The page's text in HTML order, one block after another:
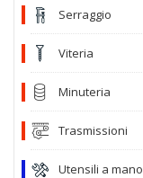
Serraggio
Viteria
Minuteria
Trasmissioni
Utensili a mano